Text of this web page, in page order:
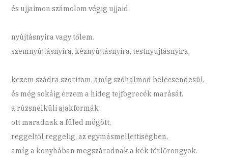
és ujjaimon számolom végig ujjaid.
nyújtásnyira vagy tőlem.
szemnyújtásnyira, kéznyújtásnyira, testnyújtásnyira.
kezem szádra szorítom, amíg szóhalmod belecsendesül,
és még sokáig érzem a hideg tejfogrecék marását.
a rúzsnélküli ajakformák
ott maradnak a füled mögött,
reggeltől reggelig, az egymásmellettiségben,
amíg a konyhában megszáradnak a kék törlőrongyok.